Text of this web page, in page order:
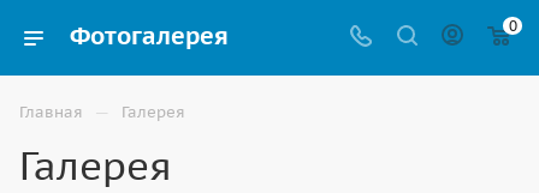
Фотогалерея 0
Главная — Галерея
Галерея